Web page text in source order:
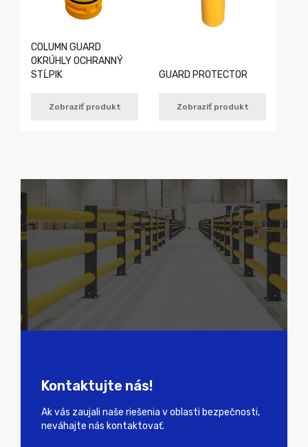
COLUMN GUARD
OKRÚHLY OCHRANNÝ
STĹPIK
Zobraziť produkt
GUARD PROTECTOR
Zobraziť produkt
Kontaktujte nás!
Ak vás zaujali naše riešenia v oblasti bezpečnosti,
neváhajte nás kontaktovať.